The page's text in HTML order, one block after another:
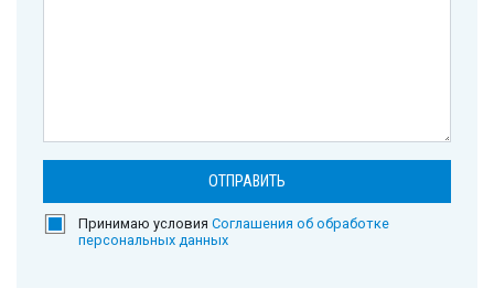
Принимаю условия Соглашения об обработке
персональных данных